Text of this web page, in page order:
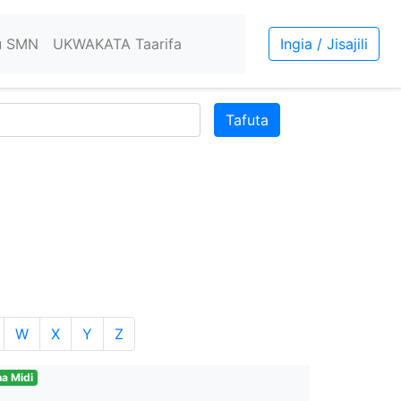
SMN UKWAKATA Taarifa Ingia / Jisajili
Tafuta
W X Y Z
Midi